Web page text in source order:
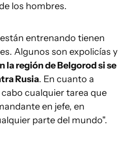
los hombres.
entrenando tienen
Algunos son expolicías y
la región de Belgorod si se
Rusia. En cuanto a
cualquier tarea que
en jefe, en
parte del mundo".